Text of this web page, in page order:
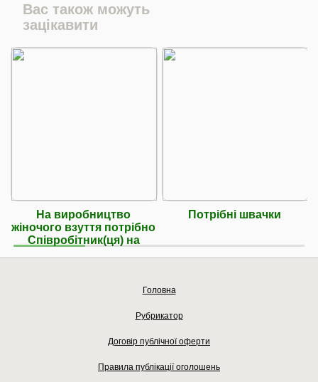
Вас також можуть
зацікавити
На виробництво
жіночого взуття потрібно
Співробітник(ця) на
Потрібні швачки
Головна
Рубрикатор
Договір публічної оферти
Правила публікації оголошень